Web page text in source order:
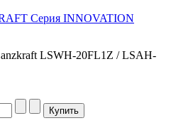
Серия INNOVATION
LSWH-20FL1Z / LSAH-